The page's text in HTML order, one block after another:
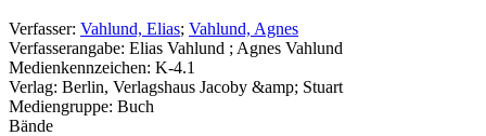
Verfasser: Vahlund, Elias; Vahlund, Agnes
Verfasserangabe: Elias Vahlund ; Agnes Vahlund
Medienkennzeichen: K-4.1
Verlag: Berlin, Verlagshaus Jacoby &amp; Stuart
Mediengruppe: Buch
Bände